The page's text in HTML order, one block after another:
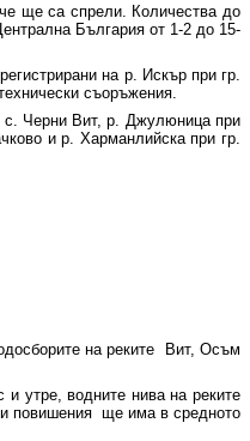
ще са спрели. Количества до
България от 1-2 до 15-
на р. Искър при гр.
съоръжения.
с. Черни Вит, р. Джулюница при
и р. Харманлийска при гр.
на реките Вит, Осъм
утре, водните нива на реките
и повишения ще има в средното